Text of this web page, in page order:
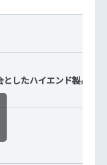
したハイエンド製品の